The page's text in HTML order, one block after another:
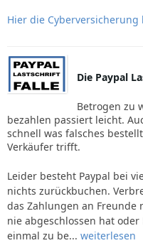
Hier die Cyberversicherung
Die Paypal
Betrogen zu
bezahlen passiert leicht.
schnell was falsches
Verkäufer trifft.
Leider besteht Paypal bei
nichts zurückbuchen.
das Zahlungen an Freunde
nie abgeschlossen hat
einmal zu be... weiterlesen